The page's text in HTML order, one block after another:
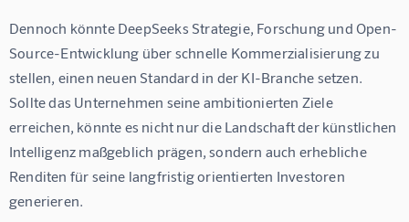
Dennoch könnte DeepSeeks Strategie, Forschung und Open-
Source-Entwicklung über schnelle Kommerzialisierung zu
stellen, einen neuen Standard in der KI-Branche setzen.
Sollte das Unternehmen seine ambitionierten Ziele
erreichen, könnte es nicht nur die Landschaft der künstlichen
Intelligenz maßgeblich prägen, sondern auch erhebliche
Renditen für seine langfristig orientierten Investoren
generieren.